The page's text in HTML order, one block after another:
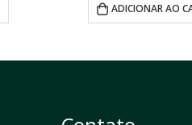
ADICIONAR AO